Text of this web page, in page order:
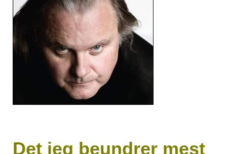
Det jeg beundrer mest